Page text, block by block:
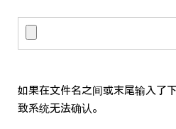
如果在文件名之间或末尾输入了
致系统无法确认。